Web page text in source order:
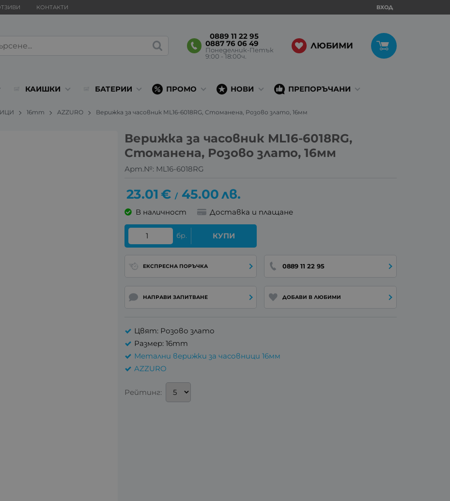
КОНТАКТИ ВХОД
0889 11 22 95
0887 76 06 49
Понеделник-Петък
9:00 - 18:00ч.
ЛЮБИМИ
КАИШКИ БАТЕРИИ ПРОМО НОВИ ПРЕПОРЪЧАНИ
16mm AZZURO Верижка за часовник ML16-6018RG, Стоманена, Розово злато, 16мм
Верижка за часовник ML16-6018RG,
Стоманена, Розово злато, 16мм
Арт.№: ML16-6018RG
23.01 € / 45.00лв.
В наличност Доставка и плащане
бр. КУПИ
ЕКСПРЕСНА ПОРЪЧКА 0889 11 22 95
НАПРАВИ ЗАПИТВАНЕ ДОБАВИ В ЛЮБИМИ
Цвят: Розово злато
Размер: 16mm
Метални верижки за часовници 16мм
AZZURO
Рейтинг: